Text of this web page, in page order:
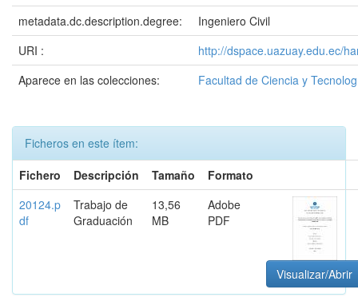
metadata.dc.description.degree:
Ingeniero Civil
URI :
http://dspace.uazuay.edu.ec/
Aparece en las colecciones:
Facultad de Ciencia y
Ficheros en este ítem:
Fichero
Descripción Tamaño
Formato
20124.p
df
Trabajo de
Graduación
13,56
MB
Adobe
PDF
Visualizar/Abrir